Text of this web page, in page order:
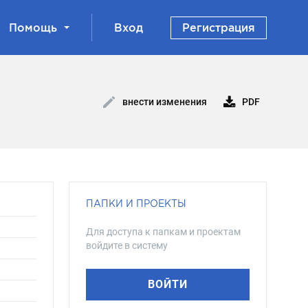
Помощь Вход Регистрация
внести изменения PDF
ПАПКИ И ПРОЕКТЫ
Для доступа к папкам и проектам
войдите в систему
ВОЙТИ